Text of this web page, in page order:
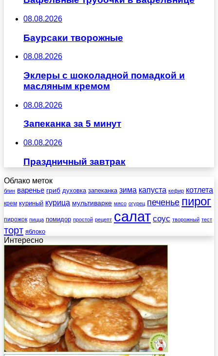
08.08.2026
Баурсаки творожные
08.08.2026
Эклеры с шоколадной помадкой и
масляным кремом
08.08.2026
Запеканка за 5 минут
08.08.2026
Праздничный завтрак
Облако меток
блин варенье гриб духовка запеканка зима капуста кефир котлета
крем куриный курица мультиварке мясо огурец печенье пирог
пирожок пицца помидор простой рецепт салат соус творожный тест
торт яблоко
Интересно